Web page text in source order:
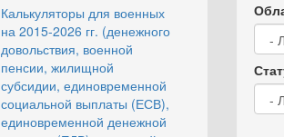
Калькуляторы для военных
на 2015-2026 гг. (денежного
довольствия, военной
пенсии, жилищной
субсидии, единовременной
социальной выплаты (ЕСВ),
единовременной денежной